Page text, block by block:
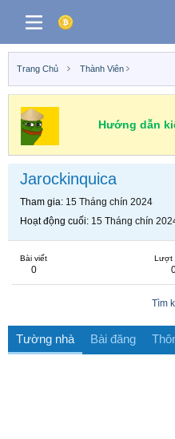
Trang Chủ Thành Viên
Hướng dẫn
Jarockinquica
Tham gia 15 Tháng chín 2024
Hoạt động cuối 15 Tháng chín
Bài viết
0
Lượt
Tìm
Tường nhà Bài đăng